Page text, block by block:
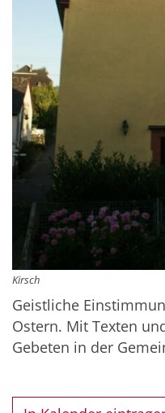
Kirsch
Geistliche
Ostern. Mit Texten
Gebeten in der